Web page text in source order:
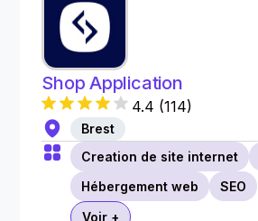
Shop Application
4.4 (114)
Brest
Creation de site internet
Hébergement web
SEO
Voir +